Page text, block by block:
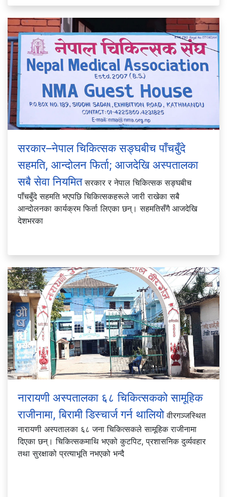
सरकार–नेपाल चिकित्सक सङ्घबीच पाँचबुँदे
सहमति, आन्दोलन फिर्ता; आजदेखि अस्पतालका
सबै सेवा नियमितसरकार र नेपाल चिकित्सक सङ्घबीच
पाँचबुँदे सहमति भएपछि चिकित्सकहरूले जारी राखेका सबै
आन्दोलनका कार्यक्रम फिर्ता लिएका छन्। सहमतिसँगै आजदेखि
देशभरका
नारायणी अस्पतालका ६८ चिकित्सकको सामूहिक
राजीनामा, बिरामी डिस्चार्ज गर्न थालियोवीरगञ्जस्थित
नारायणी अस्पतालका ६८ जना चिकित्सकले सामूहिक राजीनामा
दिएका छन्। चिकित्सकमाथि भएको कुटपिट, प्रशासनिक दुर्व्यवहार
तथा सुरक्षाको प्रत्याभूति नभएको भन्दै